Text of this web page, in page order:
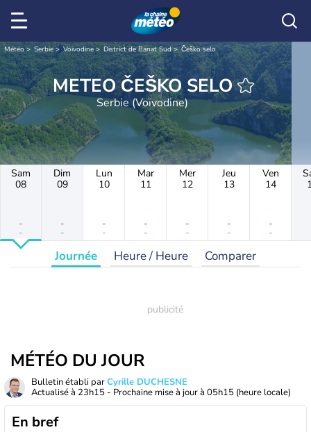
Météo Serbie Voïvodine District de Banat Sud Češko selo
METEO ČEŠKO SELO
Serbie (Voïvodine)
Sam
08
-
-
Dim
09
-
-
Lun
10
-
-
Mar
11
-
-
Mer
12
-
-
Jeu
13
-
-
Ven
14
-
-
Journée Heure / Heure Comparer
MÉTÉO DU JOUR
Bulletin établi parCyrille DUCHESNE
Actualisé à 23h15 - Prochaine mise à jour à 05h15 (heure locale)
En bref